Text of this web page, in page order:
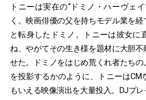
トニーは実在の“ドミノ・ハーヴェ
く。映画俳優の父を持ちモデル業を
と転身したドミノ。トニーは彼女に
ね、やがてその生き様を題材に大胆
せた。ドミノをはじめ荒くれ者たち
を投影するかのように、トニーはCM
もいえる映像演出を大量投入。DJプ